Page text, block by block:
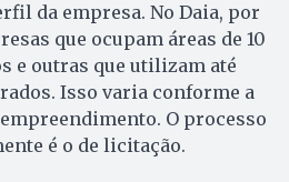
da empresa. No Daia, por
que ocupam áreas de 10
e outras que utilizam até
Isso varia conforme a
O processo
é o de licitação.